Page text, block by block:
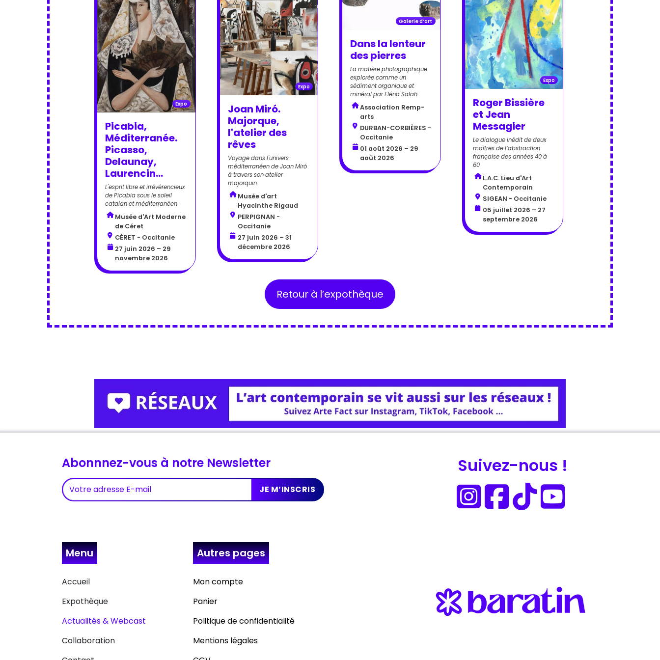
Expo
Picabia,
Méditerranée.
Picasso,
Delaunay,
Laurencin…
L'esprit libre et irrévérencieux
de Picabia sous le soleil
catalan et méditerranéen
Musée d'Art Moderne
de Céret
CÉRET - Occitanie
27 juin 2026 – 29
novembre 2026
Expo
Joan Miró.
Majorque,
l'atelier des
rêves
Voyage dans l'univers
méditerranéen de Joan Miró
à travers son atelier
majorquin.
Musée d'art
Hyacinthe Rigaud
PERPIGNAN -
Occitanie
27 juin 2026 – 31
décembre 2026
Galerie d’art
Dans la lenteur
des pierres
La matière photographique
explorée comme un
sédiment organique et
minéral par Eléna Salah
Association Remp-
arts
DURBAN-CORBIÈRES -
Occitanie
01 août 2026 – 29
août 2026
Expo
Roger Bissière
et Jean
Messagier
Le dialogue inédit de deux
maîtres de l’abstraction
française des années 40 à
60
L.A.C. Lieu d'Art
Contemporain
SIGEAN - Occitanie
05 juillet 2026 – 27
septembre 2026
Retour à l’expothèque
Abonnnez-vous à notre Newsletter Suivez-nous !
Menu
Accueil
Expothèque
Actualités & Webcast
Collaboration
Autrespages
Mon compte
Panier
Politique de confidentialité
Mentions légales